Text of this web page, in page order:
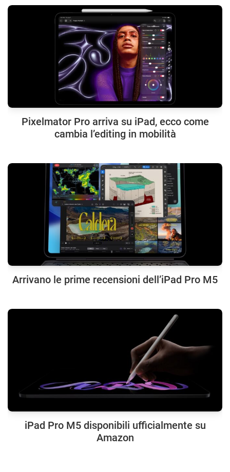
Pixelmator Pro arriva su iPad, ecco come
cambia l’editing in mobilità
Arrivano le prime recensioni dell’iPad Pro M5
iPad Pro M5 disponibili ufficialmente su
Amazon